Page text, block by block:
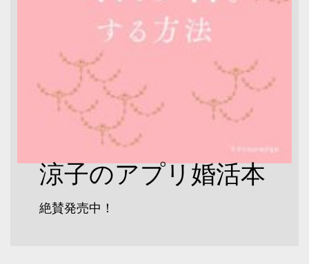
涼子のアプリ婚活本
絶賛発売中！